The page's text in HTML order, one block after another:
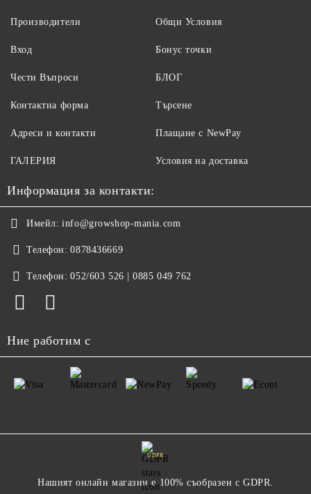
Производители
Вход
Общи Условия
Бонус точки
Чести Въпроси
Контактна форма
Адреси и контакти
ГАЛЕРИЯ
БЛОГ
Търсене
Плащане с NewPay
Условия на доставка
Информация за контакти:
Имейл: info@growshop-mania.com
Телефон: 0878436669
Телефон: 052/603 526 | 0885 049 762
Ние работим с
GDPR
Нашият онлайн магазин е 100% съобразен с GDPR.